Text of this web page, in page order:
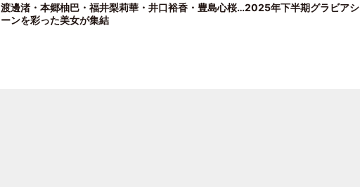
渡邊渚・本郷柚巴・福井梨莉華・井口裕香・豊島心桜…2025年下半期グラビアシ
ーンを彩った美女が集結